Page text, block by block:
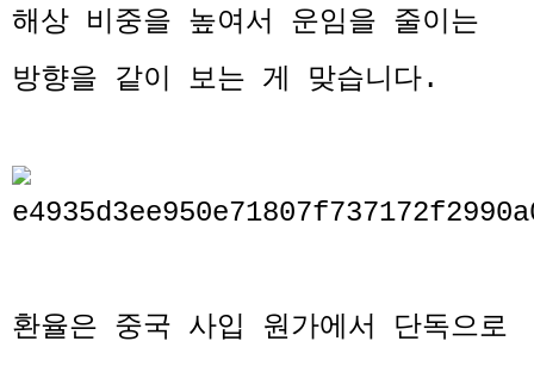
해상 비중을 높여서 운임을 줄이는
방향을 같이 보는 게 맞습니다.
환율은 중국 사입 원가에서 단독으로